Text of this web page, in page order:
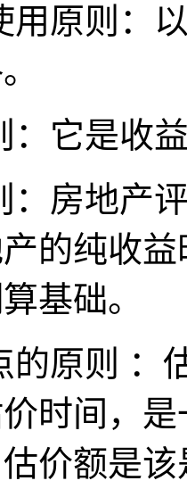
用原则：
：它是收
：房地产
的纯收
基础。
的原则 ：
时间，
价额是